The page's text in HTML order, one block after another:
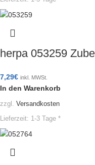
herpa 053259
7,29€ inkl. MWSt.
In den Warenkorb
zzgl. Versandkosten
Lieferzeit: 1-3 Tage *